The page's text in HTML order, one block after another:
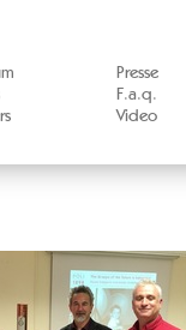
Presse
F.a.q.
Video